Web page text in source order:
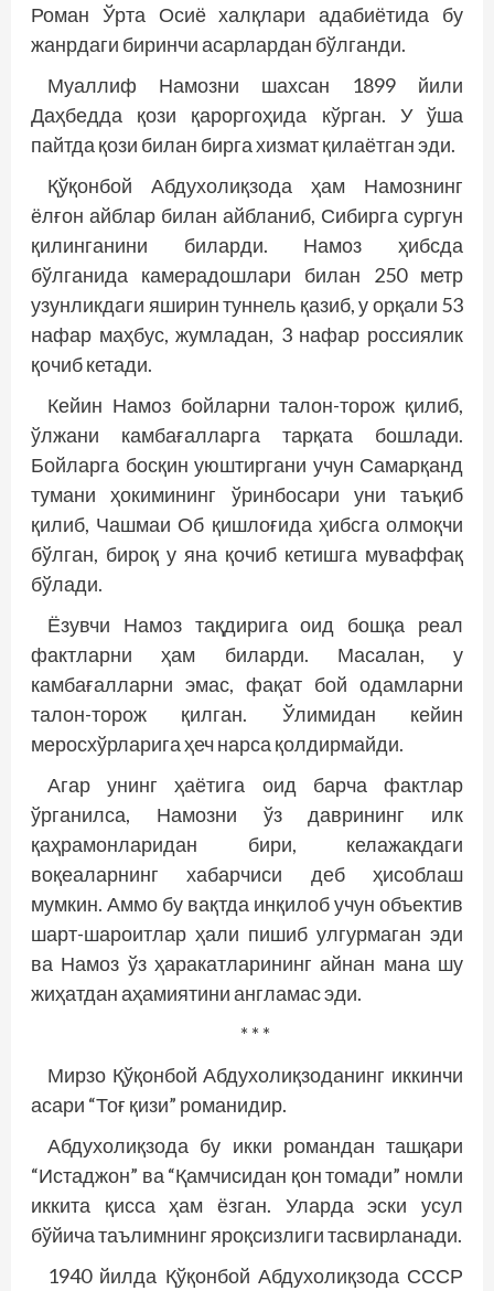
Роман Ўрта Осиё халқлари адабиётида бу
жанрдаги биринчи асарлардан бўлганди.
Муаллиф Намозни шахсан 1899 йили
Даҳбедда қози қароргоҳида кўрган. У ўша
пайтда қози билан бирга хизмат қилаётган эди.
Қўқонбой Абдухолиқзода ҳам Намознинг
ёлғон айблар билан айбланиб, Сибирга сургун
қилинганини биларди. Намоз ҳибсда
бўлганида камерадошлари билан 250 метр
узунликдаги яширин туннель қазиб, у орқали 53
нафар маҳбус, жумладан, 3 нафар россиялик
қочиб кетади.
Кейин Намоз бойларни талон-торож қилиб,
ўлжани камбағалларга тарқата бошлади.
Бойларга босқин уюштиргани учун Самарқанд
тумани ҳокимининг ўринбосари уни таъқиб
қилиб, Чашмаи Об қишлоғида ҳибсга олмоқчи
бўлган, бироқ у яна қочиб кетишга муваффақ
бўлади.
Ёзувчи Намоз тақдирига оид бошқа реал
фактларни ҳам биларди. Масалан, у
камбағалларни эмас, фақат бой одамларни
талон-торож қилган. Ўлимидан кейин
меросхўрларига ҳеч нарса қолдирмайди.
Агар унинг ҳаётига оид барча фактлар
ўрганилса, Намозни ўз даврининг илк
қаҳрамонларидан бири, келажакдаги
воқеаларнинг хабарчиси деб ҳисоблаш
мумкин. Аммо бу вақтда инқилоб учун объектив
шарт-шароитлар ҳали пишиб улгурмаган эди
ва Намоз ўз ҳаракатларининг айнан мана шу
жиҳатдан аҳамиятини англамас эди.
* * *
Мирзо Қўқонбой Абдухолиқзоданинг иккинчи
асари “Тоғ қизи” романидир.
Абдухолиқзода бу икки романдан ташқари
“Истаджон” ва “Қамчисидан қон томади” номли
иккита қисса ҳам ёзган. Уларда эски усул
бўйича таълимнинг яроқсизлиги тасвирланади.
1940 йилда Қўқонбой Абдухолиқзода СССР